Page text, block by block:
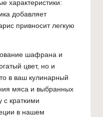
характеристики:
добавляет
привносит легкую
шафрана и
цвет, но и
в ваш кулинарный
мяса и выбранных
с краткими
в нашем